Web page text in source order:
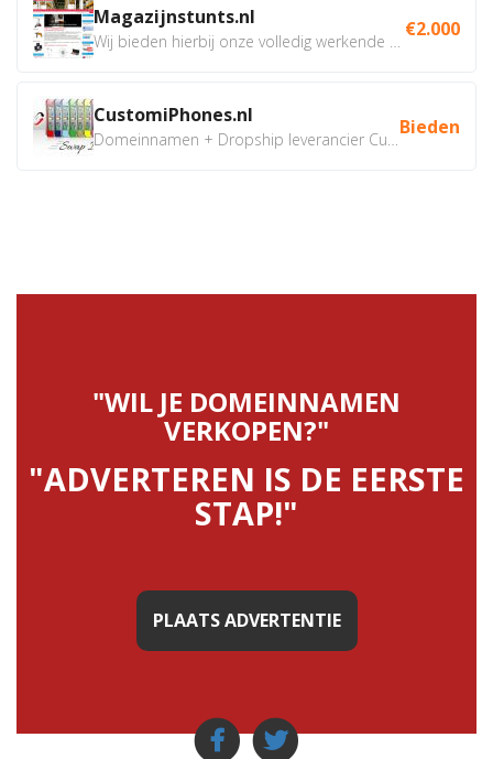
Magazijnstunts.nl €2.000
CustomiPhones.nl Bieden
"WIL JE DOMEINNAMEN
VERKOPEN?"
"ADVERTEREN IS DE EERSTE
STAP!"
PLAATS ADVERTENTIE